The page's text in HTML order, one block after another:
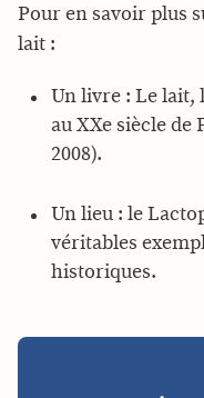
Pour en savoir plus
lait :
Un livre : Le lait,
au XXe siècle
2008).
Un lieu : le
véritables
historiques.